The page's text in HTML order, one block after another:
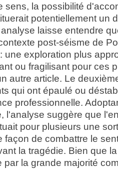
sens, la possibilité
potentiellement un
laisse entendre
post-séisme de
une exploration plus
ou fragilisant pour ces
autre article. Le
qui ont épaulé ou
professionnelle.
l'analyse suggère que
pour plusieurs une
façon de combattre le
la tragédie. Bien que
par la grande majorité